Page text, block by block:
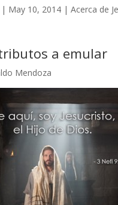
| May 10, 2014 |Acerca de
a emular
Mendoza